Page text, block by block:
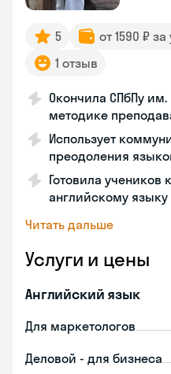
5 от 1590 ₽
1 отзыв
Окончила СПбПу им.
методике
Использует
преодоления
Готовила учеников
английскому языку
Читать дальше
Услуги и цены
Английский язык
Для маркетологов
Деловой - для бизнеса